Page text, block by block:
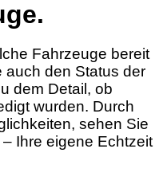
Fahrzeuge bereit
auch den Status der
dem Detail, ob
wurden. Durch
sehen Sie
– Ihre eigene Echtzeit